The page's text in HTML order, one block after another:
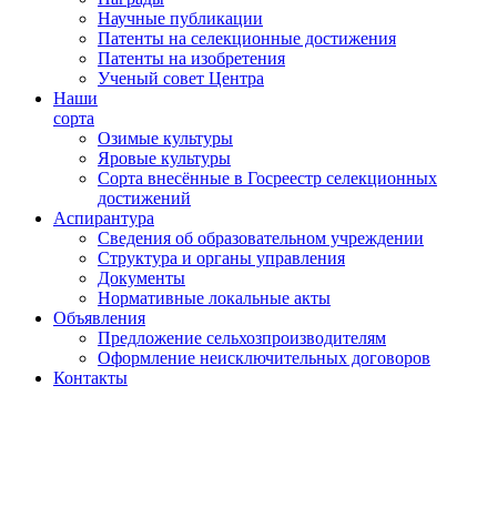
Научные публикации
Патенты на селекционные достижения
Патенты на изобретения
Ученый совет Центра
Наши
сорта
Озимые культуры
Яровые культуры
Сорта внесённые в Госреестр селекционных
достижений
Аспирантура
Сведения об образовательном учреждении
Структура и органы управления
Документы
Нормативные локальные акты
Объявления
Предложение сельхозпроизводителям
Оформление неисключительных договоров
Контакты